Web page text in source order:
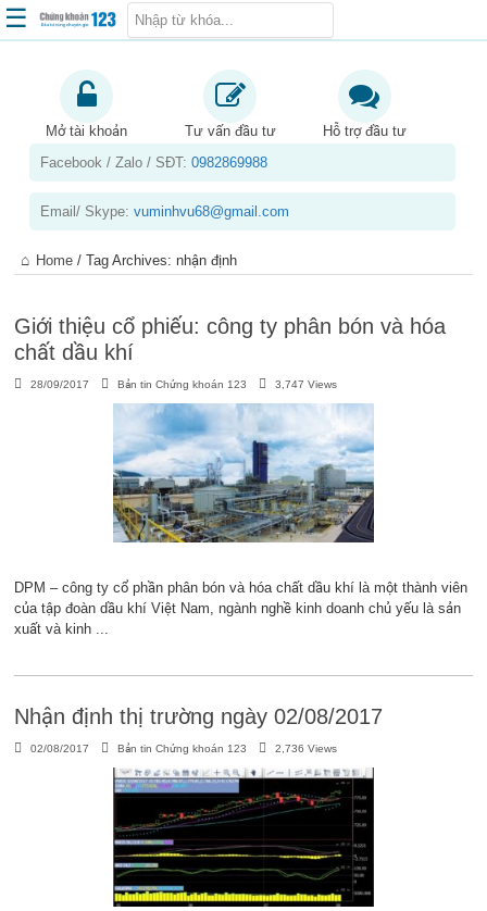
Trang chủ
Kiến thức chứng khoán
Kinh nghiệm đầu tư
Sản phẩm – dịch vụ
Chứng khoán phái sinh
☰
Mở tài khoản Tư vấn đầu tư
Hỗ trợ đầu tư
Facebook / Zalo / SĐT:0982869988
Email/ Skype:vuminhvu68@gmail.com
Home /Tag Archives: nhận định
Giới thiệu cổ phiếu: công ty phân bón và hóa
chất dầu khí
28/09/2017 Bản tin Chứng khoán 123 3,747 Views
DPM – công ty cổ phần phân bón và hóa chất dầu khí là một thành viên
của tập đoàn dầu khí Việt Nam, ngành nghề kinh doanh chủ yếu là sản
xuất và kinh ...
Nhận định thị trường ngày 02/08/2017
02/08/2017 Bản tin Chứng khoán 123 2,736 Views